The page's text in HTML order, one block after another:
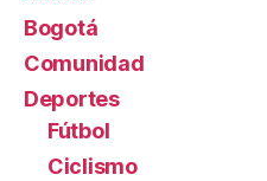
Bogotá
Comunidad
Deportes
Fútbol
Ciclismo